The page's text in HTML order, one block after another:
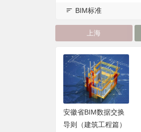
BIM标准
上海
安徽省BIM数据交换
导则（建筑工程篇）